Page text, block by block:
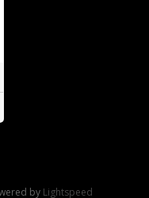
by Lightspeed